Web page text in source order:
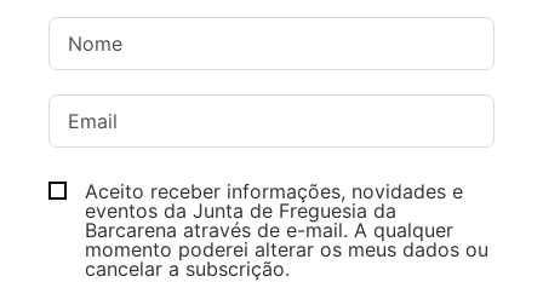
Aceito receber informações, novidades e
eventos da Junta de Freguesia da
Barcarena através de e-mail. A qualquer
momento poderei alterar os meus dados ou
cancelar a subscrição.